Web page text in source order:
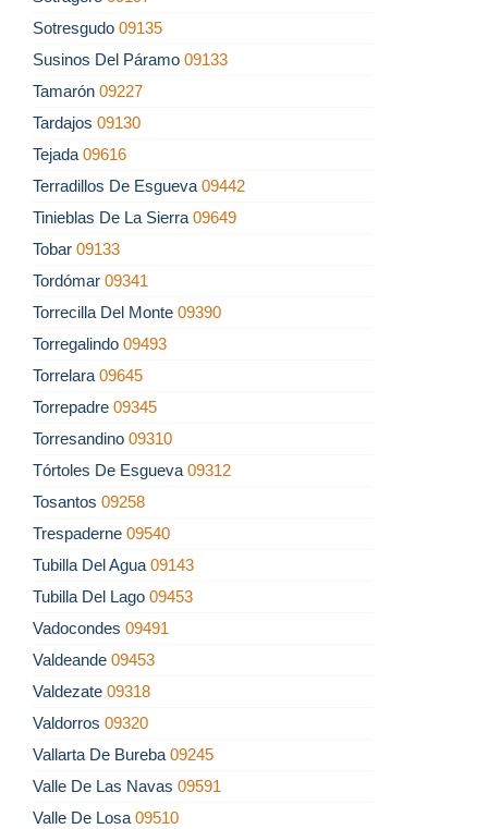
Sotresgudo 09135
Susinos Del Páramo 09133
Tamarón 09227
Tardajos 09130
Tejada 09616
Terradillos De Esgueva 09442
Tinieblas De La Sierra 09649
Tobar 09133
Tordómar 09341
Torrecilla Del Monte 09390
Torregalindo 09493
Torrelara 09645
Torrepadre 09345
Torresandino 09310
Tórtoles De Esgueva 09312
Tosantos 09258
Trespaderne 09540
Tubilla Del Agua 09143
Tubilla Del Lago 09453
Vadocondes 09491
Valdeande 09453
Valdezate 09318
Valdorros 09320
Vallarta De Bureba 09245
Valle De Las Navas 09591
Valle De Losa 09510